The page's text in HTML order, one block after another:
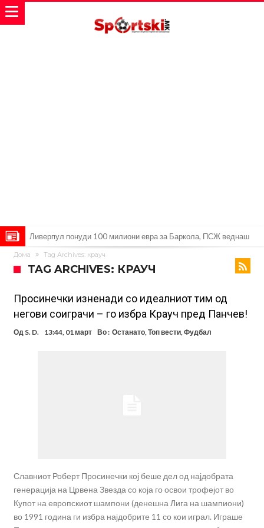
Јувентус се насочил кон напаѓач на Манчестер Јунајтед
Модриќ откри што го натерало да остане во Милан
Арсенал и Њукасл веќе се договорија, Гимарејш заминува
АРСЕНАЛ ГО ЛАДИ ШАМПАЊОТ: Винисиус на праг на Лондон!
Познат е следниот клуб на Душан Влаховиќ!
Дома Tag Archives: крауч
TAG ARCHIVES: КРАУЧ
Просинечки изненади со идеалниот тим од
негови соиграчи – го избра Крауч пред Панчев!
Од S. D. 13:44, 01 март Во : Останато, Топ вести, Фудбал
Славниот Роберт Просинечки кој беше дел од најдобрата
генерација на Црвена Звезда со која го освои трофејот во
Купот на европскиот шампони (денешна Лига на шампиони)
во 1991 година ги избра најдобрите 11 со кои играл. Играше